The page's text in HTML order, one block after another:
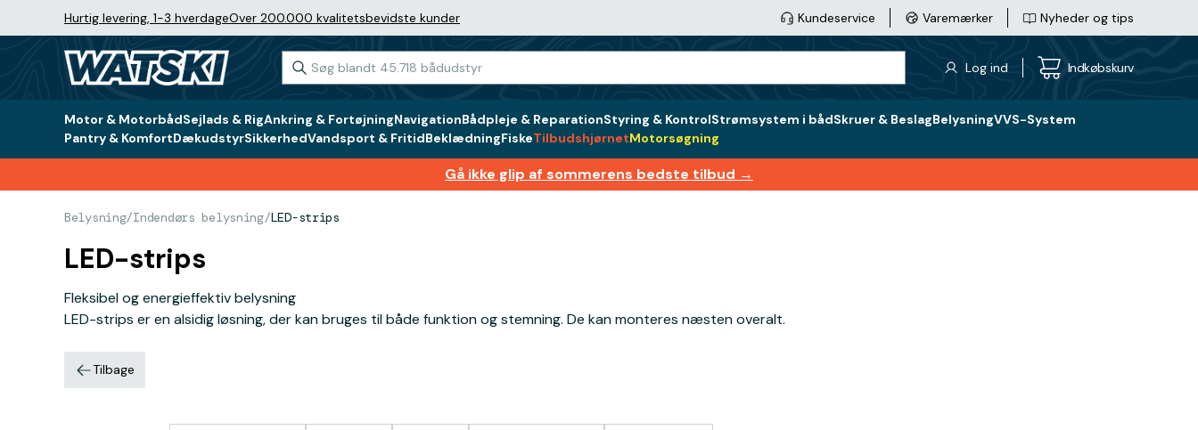
Hurtig levering, 1-3 hverdageOver 200.000 kvalitetsbevidste kunder Kundeservice Varemærker Nyheder og tips
Log ind Indkøbskurv
Motor & MotorbådSejlads & RigAnkring & FortøjningNavigationBådpleje & ReparationStyring & KontrolStrømsystem i bådSkruer & BeslagBelysningVVS-System
Pantry & KomfortDækudstyrSikkerhedVandsport & FritidBeklædningFiskeTilbudshjørnetMotorsøgning
Gå ikke glip af sommerens bedste tilbud →
Belysning/Indendørs belysning/LED-strips
LED-strips
Fleksibel og energieffektiv belysning
LED-strips er en alsidig løsning, der kan bruges til både funktion og stemning. De kan monteres næsten overalt.
Tilbage